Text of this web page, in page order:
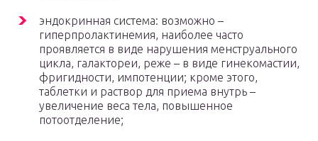
эндокринная система: возможно –
гиперпролактинемия, наиболее часто
проявляется в виде нарушения менструального
цикла, галактореи, реже – в виде гинекомастии,
фригидности, импотенции; кроме этого,
таблетки и раствор для приема внутрь –
увеличение веса тела, повышенное
потоотделение;